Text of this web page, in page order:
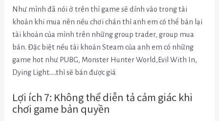
Như mình đã nói ở trên thì game sẽ dính vào trong tài
khoản khi mua nên nếu chơi chán thì anh em có thể bán lại
tài khoản của mình trên những group trader, group mua
bán. Đặc biệt nếu tài khoản Steam của anh em có những
game hot như PUBG, Monster Hunter World,Evil With In,
Dying Light…..thì sẽ bán được giá
Lợi ích 7: Không thể diễn tả cảm giác khi
chơi game bản quyền